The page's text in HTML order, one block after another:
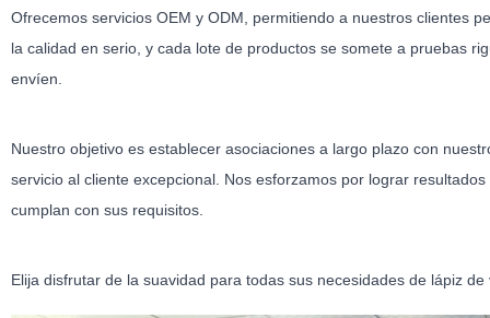
Ofrecemos servicios OEM y ODM, permitiendo a nuestros clientes
la calidad en serio, y cada lote de productos se somete a pruebas
envíen.
Nuestro objetivo es establecer asociaciones a largo plazo con
servicio al cliente excepcional. Nos esforzamos por lograr
cumplan con sus requisitos.
Elija disfrutar de la suavidad para todas sus necesidades de lápiz